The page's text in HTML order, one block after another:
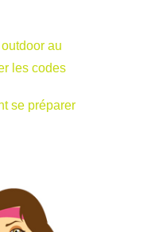
au
les codes
se préparer